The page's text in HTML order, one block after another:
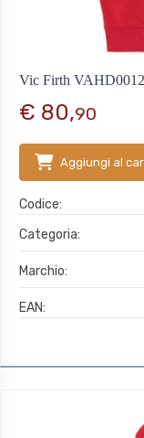
Vic Firth
€ 80,90
Aggiungi al
Codice:
Categoria:
Marchio:
EAN: